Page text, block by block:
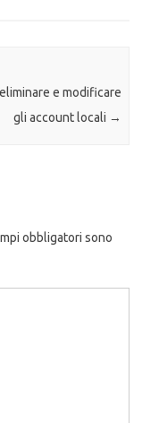
e modificare
gli account locali →
obbligatori sono